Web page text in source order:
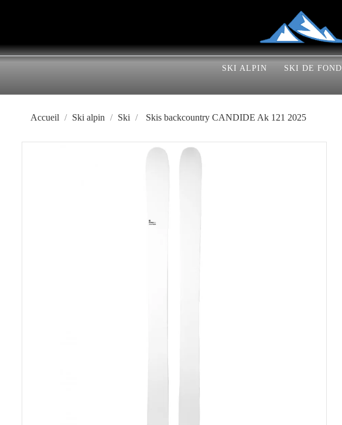
SKI ALPIN SKI DE FOND
Accueil Ski alpin Ski Skis backcountry CANDIDE Ak 121 2025